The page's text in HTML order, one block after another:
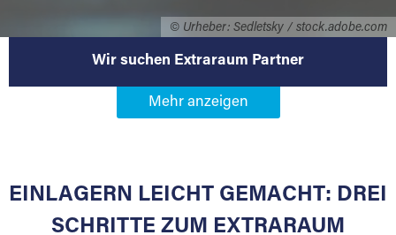
© Urheber: Sedletsky / stock.adobe.com
Wir suchen Extraraum Partner
Werden Sie Extraraum Partner in
Sie bieten Kunden Lagerraum zur Miete, der
für die Einlagerung von Umzugsgut gebaut
EINLAGERN LEICHT GEMACHT: DREI
SCHRITTE ZUM EXTRARAUM